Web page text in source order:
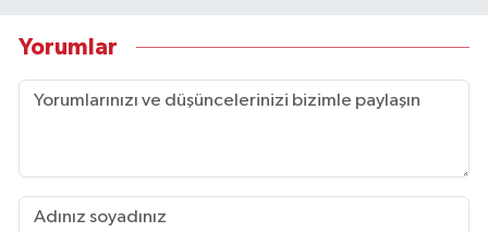
Yorumlar